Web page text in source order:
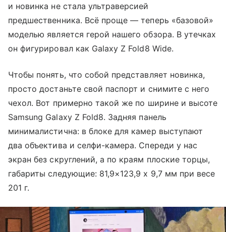
и новинка не стала ультраверсией
предшественника. Всё проще — теперь «базовой»
моделью является герой нашего обзора. В утечках
он фигурировал как Galaxy Z Fold8 Wide.
Чтобы понять, что собой представляет новинка,
просто достаньте свой паспорт и снимите с него
чехол. Вот примерно такой же по ширине и высоте
Samsung Galaxy Z Fold8. Задняя панель
минималистична: в блоке для камер выступают
два объектива и селфи-камера. Спереди у нас
экран без скруглений, а по краям плоские торцы,
габариты следующие: 81,9×123,9 х 9,7 мм при весе
201 г.